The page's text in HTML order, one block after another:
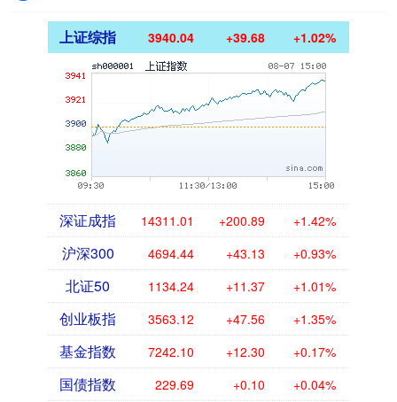
上证综指 3940.04 +39.68 +1.02%
深证成指 14311.01 +200.89 +1.42%
沪深300 4694.44 +43.13 +0.93%
北证50 1134.24 +11.37 +1.01%
创业板指 3563.12 +47.56 +1.35%
基金指数 7242.10 +12.30 +0.17%
国债指数 229.69 +0.10 +0.04%